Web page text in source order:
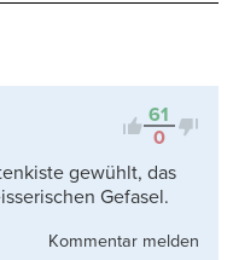
Kontrovers
61
0
gewühlt, das
Gefasel.
Kommentar melden